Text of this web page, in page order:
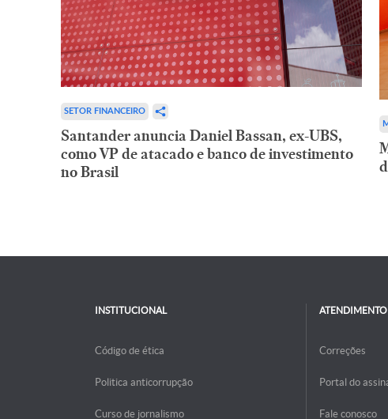
SETOR FINANCEIRO
Santander anuncia Daniel Bassan, ex-UBS,
como VP de atacado e banco de investimento
no Brasil
INSTITUCIONAL
Código de ética
Politica anticorrupção
Curso de jornalismo
ATENDIMENTO
Correções
Portal do
Fale conosco